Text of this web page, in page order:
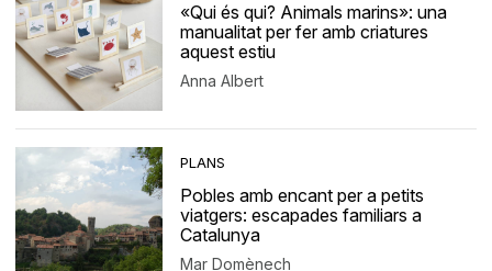
«Qui és qui? Animals marins»: una
manualitat per fer amb criatures
aquest estiu
Anna Albert
PLANS
Pobles amb encant per a petits
viatgers: escapades familiars a
Catalunya
Mar Domènech